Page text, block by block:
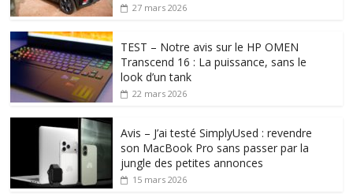
27 mars 2026
TEST – Notre avis sur le HP OMEN
Transcend 16 : La puissance, sans le
look d’un tank
22 mars 2026
Avis – J’ai testé SimplyUsed : revendre
son MacBook Pro sans passer par la
jungle des petites annonces
15 mars 2026